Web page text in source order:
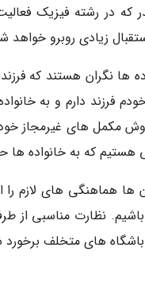
که در رشته فیزیک
زیادی روبرو خواهد
ها نگران هستند که
فرزند دارم و به
مکمل های غیرمجاز
هستیم که به خانواده
هماهنگی های لازم را
نظارت مناسبی از
باشگاه های متخلف